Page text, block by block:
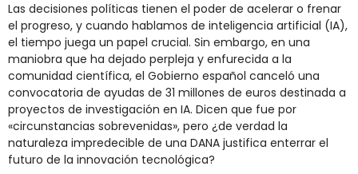
Las decisiones políticas tienen el poder de acelerar o frenar
el progreso, y cuando hablamos de inteligencia artificial (IA),
el tiempo juega un papel crucial. Sin embargo, en una
maniobra que ha dejado perpleja y enfurecida a la
comunidad científica, el Gobierno español canceló una
convocatoria de ayudas de 31 millones de euros destinada a
proyectos de investigación en IA. Dicen que fue por
«circunstancias sobrevenidas», pero ¿de verdad la
naturaleza impredecible de una DANA justifica enterrar el
futuro de la innovación tecnológica?